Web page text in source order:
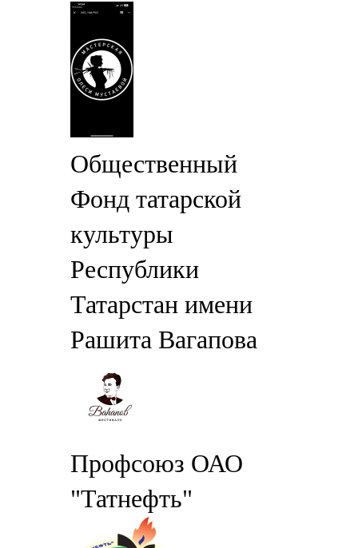
Общественный
Фонд татарской
культуры
Республики
Татарстан имени
Рашита Вагапова
Профсоюз ОАО
"Татнефть"